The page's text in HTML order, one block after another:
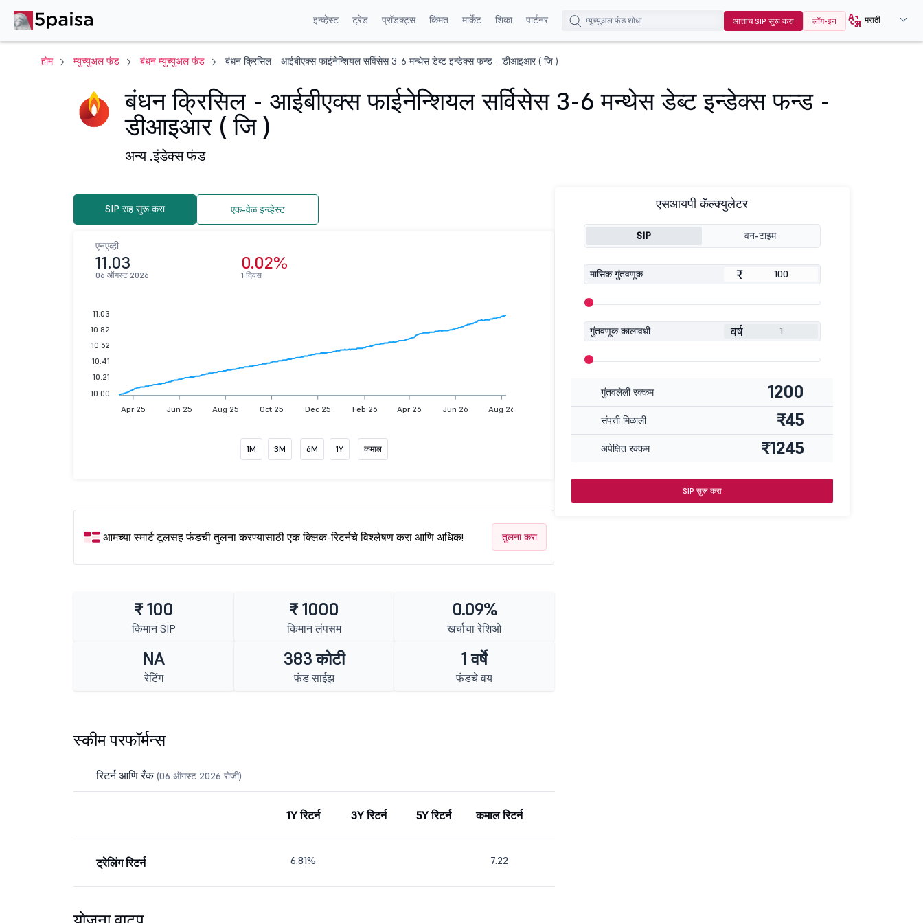
इन्व्हेस्ट ट्रेड प्रॉडक्ट्स किंमत मार्केट शिका पार्टनर आत्ताच SIP सुरू करा लॉग-इन मराठी
होम म्युच्युअल फंड बंधन म्युच्युअल फंड बंधन क्रिसिल - आईबीएक्स फाईनेन्शियल सर्विसेस 3-6 मन्थेस डेब्ट इन्डेक्स फन्ड - डीआइआर ( जि )
बंधन क्रिसिल - आईबीएक्स फाईनेन्शियल सर्विसेस 3-6 मन्थेस डेब्ट इन्डेक्स फन्ड -
डीआइआर ( जि )
अन्य .इंडेक्स फंड
SIP सह सुरू करा एक-वेळ इन्व्हेस्ट
एनएव्ही
11.03
06 ऑगस्ट 2026
0.02%
1 दिवस
Apr 25 Jun 25 Aug 25 Oct 25 Dec 25 Feb 26 Apr 26 Jun 26 Aug 26
11.03
10.82
10.62
10.41
10.21
10.00
1M 3M 6M 1Y कमाल
आमच्या स्मार्ट टूलसह फंडची तुलना करण्यासाठी एक क्लिक-रिटर्नचे विश्लेषण करा आणि अधिक! तुलना करा
₹ 100
किमान SIP
₹ 1000
किमान लंपसम
0.09%
खर्चाचा रेशिओ
NA
रेटिंग
383 कोटी
फंड साईझ
1 वर्षे
फंडचे वय
स्कीम परफॉर्मन्स
रिटर्न आणि रँक(06 ऑगस्ट 2026 रोजी)
1Y रिटर्न 3Y रिटर्न 5Y रिटर्न कमाल रिटर्न
ट्रेलिंग रिटर्न 6.81% 7.22
एसआयपी कॅल्क्युलेटर
SIP वन-टाइम
मासिक गुंतवणूक ₹
गुंतवणूक कालावधी वर्ष
गुंतवलेली रक्कम 1200
संपत्ती मिळाली ₹45
अपेक्षित रक्कम ₹1245
SIP सुरू करा